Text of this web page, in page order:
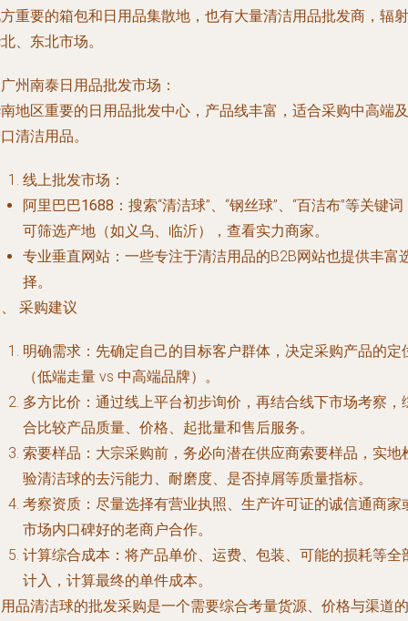
重要的箱包和日用品集散地，也有大量清洁用品批发商，辐射
、东北市场。
州南泰日用品批发市场：
地区重要的日用品批发中心，产品线丰富，适合采购中高端及
清洁用品。
线上批发市场：
阿里巴巴1688 ：搜索“清洁球”、“钢丝球”、“百洁布”等关键词
可筛选产地（如义乌、临沂），查看实力商家。
专业垂直网站 ：一些专注于清洁用品的B2B网站也提供丰富
择。
采购建议
明确需求：先确定自己的目标客户群体，决定采购产品的定
（低端走量 vs 中高端品牌）。
多方比价：通过线上平台初步询价，再结合线下市场考察，
合比较产品质量、价格、起批量和售后服务。
索要样品：大宗采购前，务必向潜在供应商索要样品，实地
验清洁球的去污能力、耐磨度、是否掉屑等质量指标。
考察资质：尽量选择有营业执照、生产许可证的诚信通商家
市场内口碑好的老商户合作。
计算综合成本：将产品单价、运费、包装、可能的损耗等全
计入，计算最终的单件成本。
品清洁球的批发采购是一个需要综合考量货源、价格与渠道的